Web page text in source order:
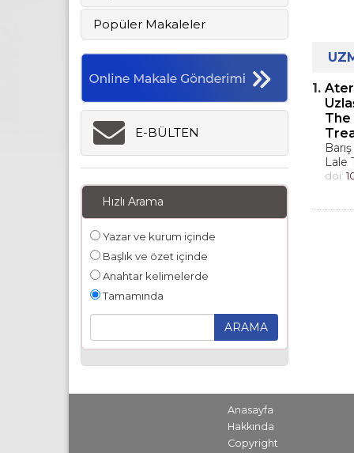
Popüler Makaleler
E-BÜLTEN
Hızlı Arama
Yazar ve kurum içinde
Başlık ve özet içinde
Anahtar kelimelerde
Tamamında
1.
The
Lale
doi:
Anasayfa
Hakkında
Copyright